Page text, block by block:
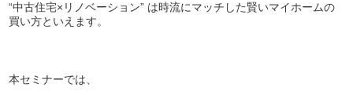
“中古住宅×リノベーション” は時流にマッチした賢いマイホームの
買い方といえます。
本セミナーでは、